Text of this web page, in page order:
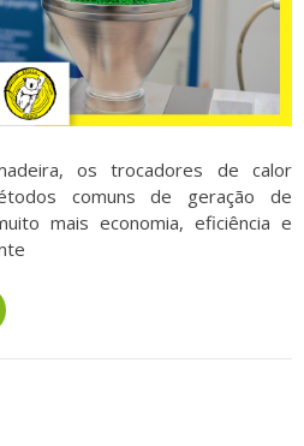
os trocadores de calor
comuns de geração de
mais economia, eficiência e